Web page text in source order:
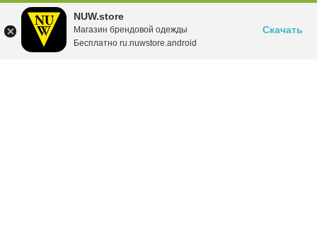
NUW.store
Магазин брендовой одежды
Бесплатно ru.nuwstore.android
Скачать